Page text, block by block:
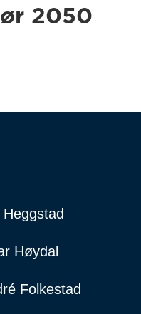
2050
Høydal
Folkestad